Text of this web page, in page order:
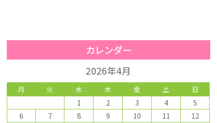
カレンダー
2026年4月
月 火 水 木 金 土 日
1 2 3 4
5
6
7 8 9 10 11
12